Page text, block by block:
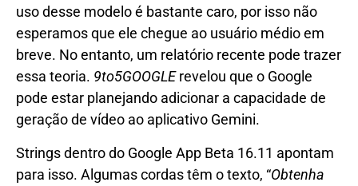
uso desse modelo é bastante caro, por isso não
esperamos que ele chegue ao usuário médio em
breve. No entanto, um relatório recente pode trazer
essa teoria. 9to5GOOGLErevelou que o Google
pode estar planejando adicionar a capacidade de
geração de vídeo ao aplicativo Gemini.
Strings dentro do Google App Beta 16.11 apontam
para isso. Algumas cordas têm o texto, “Obtenha